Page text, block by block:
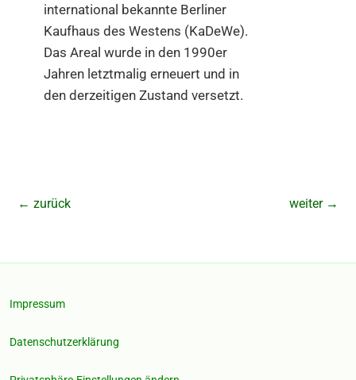
international bekannte Berliner
Kaufhaus des Westens (KaDeWe).
Das Areal wurde in den 1990er
Jahren letztmalig erneuert und in
den derzeitigen Zustand versetzt.
← zurück weiter →
Impressum
Datenschutzerklärung